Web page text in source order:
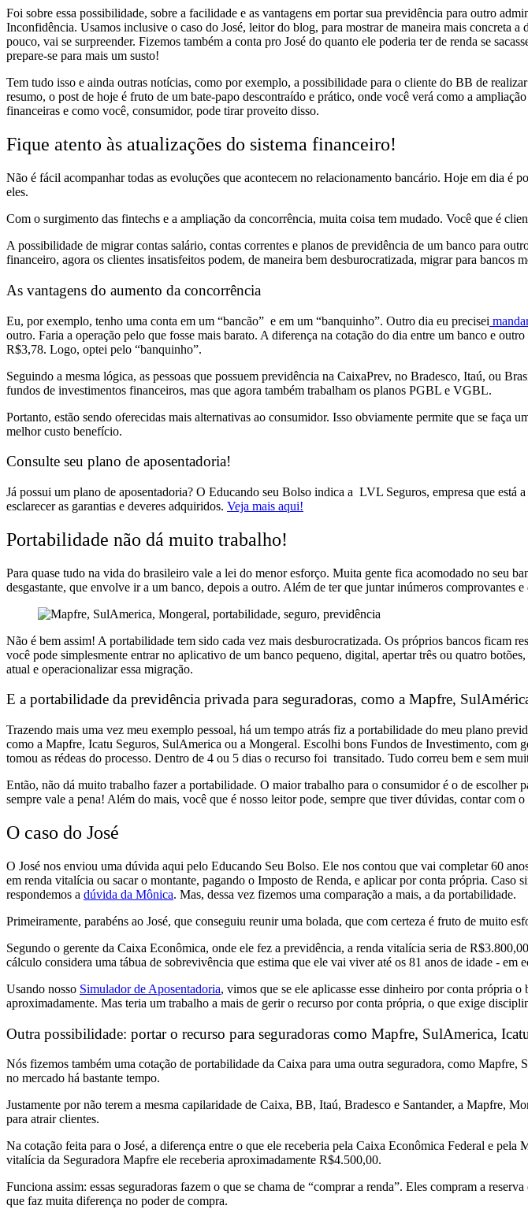
Foi sobre essa possibilidade, sobre a facilidade e as vantagens em portar sua previdência para outro
Inconfidência. Usamos inclusive o caso do José, leitor do blog, para mostrar de maneira mais concreta
pouco, vai se surpreender. Fizemos também a conta pro José do quanto ele poderia ter de renda se
prepare-se para mais um susto!
Tem tudo isso e ainda outras notícias, como por exemplo, a possibilidade para o cliente do BB de
resumo, o post de hoje é fruto de um bate-papo descontraído e prático, onde você verá como a
financeiras e como você, consumidor, pode tirar proveito disso.
Fique atento às atualizações do sistema financeiro!
Não é fácil acompanhar todas as evoluções que acontecem no relacionamento bancário. Hoje em dia é
eles.
Com o surgimento das fintechs e a ampliação da concorrência, muita coisa tem mudado. Você que é
A possibilidade de migrar contas salário, contas correntes e planos de previdência de um banco para
financeiro, agora os clientes insatisfeitos podem, de maneira bem desburocratizada, migrar para bancos
As vantagens do aumento da concorrência
Eu, por exemplo, tenho uma conta em um “bancão” e em um “banquinho”. Outro dia eu precisei
outro. Faria a operação pelo que fosse mais barato. A diferença na cotação do dia entre um banco e
R$3,78. Logo, optei pelo “banquinho”.
Seguindo a mesma lógica, as pessoas que possuem previdência na CaixaPrev, no Bradesco, Itaú, ou
fundos de investimentos financeiros, mas que agora também trabalham os planos PGBL e VGBL.
Portanto, estão sendo oferecidas mais alternativas ao consumidor. Isso obviamente permite que se faça
melhor custo benefício.
Consulte seu plano de aposentadoria!
Já possui um plano de aposentadoria? O Educando seu Bolso indica a LVL Seguros, empresa que está
esclarecer as garantias e deveres adquiridos. Veja mais aqui!
Portabilidade não dá muito trabalho!
Para quase tudo na vida do brasileiro vale a lei do menor esforço. Muita gente fica acomodado no seu
desgastante, que envolve ir a um banco, depois a outro. Além de ter que juntar inúmeros comprovantes e
Não é bem assim! A portabilidade tem sido cada vez mais desburocratizada. Os próprios bancos ficam
você pode simplesmente entrar no aplicativo de um banco pequeno, digital, apertar três ou quatro
atual e operacionalizar essa migração.
E a portabilidade da previdência privada para seguradoras, como a Mapfre,
Trazendo mais uma vez meu exemplo pessoal, há um tempo atrás fiz a portabilidade do meu plano
como a Mapfre, Icatu Seguros, SulAmerica ou a Mongeral. Escolhi bons Fundos de Investimento, com
tomou as rédeas do processo. Dentro de 4 ou 5 dias o recurso foi transitado. Tudo correu bem e sem
Então, não dá muito trabalho fazer a portabilidade. O maior trabalho para o consumidor é o de escolher
sempre vale a pena! Além do mais, você que é nosso leitor pode, sempre que tiver dúvidas, contar com
O caso do José
O José nos enviou uma dúvida aqui pelo Educando Seu Bolso. Ele nos contou que vai completar 60
em renda vitalícia ou sacar o montante, pagando o Imposto de Renda, e aplicar por conta própria. Caso
respondemos a dúvida da Mônica. Mas, dessa vez fizemos uma comparação a mais, a da portabilidade.
Primeiramente, parabéns ao José, que conseguiu reunir uma bolada, que com certeza é fruto de muito
Segundo o gerente da Caixa Econômica, onde ele fez a previdência, a renda vitalícia seria de
cálculo considera uma tábua de sobrevivência que estima que ele vai viver até os 81 anos de idade - em
Usando nosso Simulador de Aposentadoria, vimos que se ele aplicasse esse dinheiro por conta própria
aproximadamente. Mas teria um trabalho a mais de gerir o recurso por conta própria, o que exige
Outra possibilidade: portar o recurso para seguradoras como Mapfre, SulAmerica,
Nós fizemos também uma cotação de portabilidade da Caixa para uma outra seguradora, como
no mercado há bastante tempo.
Justamente por não terem a mesma capilaridade de Caixa, BB, Itaú, Bradesco e Santander, a Mapfre,
para atrair clientes.
Na cotação feita para o José, a diferença entre o que ele receberia pela Caixa Econômica Federal e
vitalícia da Seguradora Mapfre ele receberia aproximadamente R$4.500,00.
Funciona assim: essas seguradoras fazem o que se chama de “comprar a renda”. Eles compram a
que faz muita diferença no poder de compra.